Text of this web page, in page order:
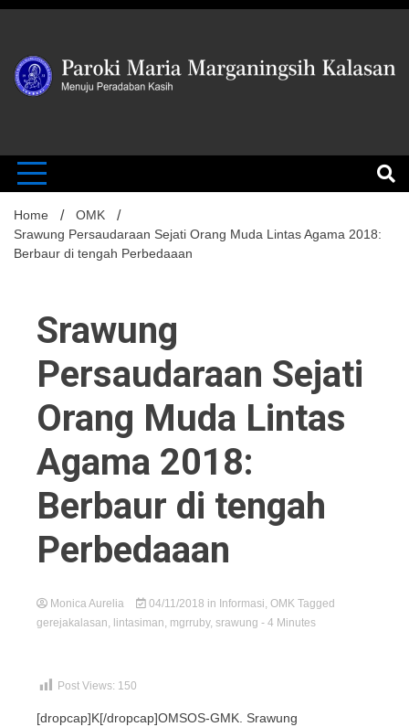
Skip
Paroki
Kalasan
Home
OMK
Srawung Persaudaraan Sejati Orang Muda Lintas Agama 2018:
Berbaur di tengah Perbedaaan
Srawung
Persaudaraan Sejati
Orang Muda Lintas
Agama 2018:
Berbaur di tengah
Perbedaaan
Monica Aurelia 04/11/2018 in Informasi, OMK Tagged
gerejakalasan, lintasiman, mgrruby, srawung - 4 Minutes
Post Views: 150
[dropcap]K[/dropcap]OMSOS-GMK. Srawung